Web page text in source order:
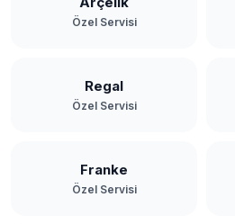
Özel Servisi
Regal
Özel Servisi
Franke
Özel Servisi